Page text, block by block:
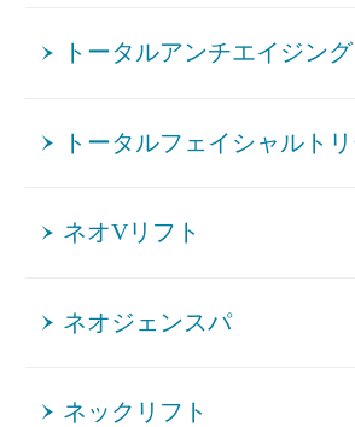
トータルアンチエイジング
トータルフェイシャルト
ネオVリフト
ネオジェンスパ
ネックリフト